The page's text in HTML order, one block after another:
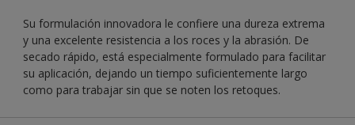
Su formulación innovadora le confiere una dureza extrema
y una excelente resistencia a los roces y la abrasión. De
secado rápido, está especialmente formulado para facilitar
su aplicación, dejando un tiempo suficientemente largo
como para trabajar sin que se noten los retoques.